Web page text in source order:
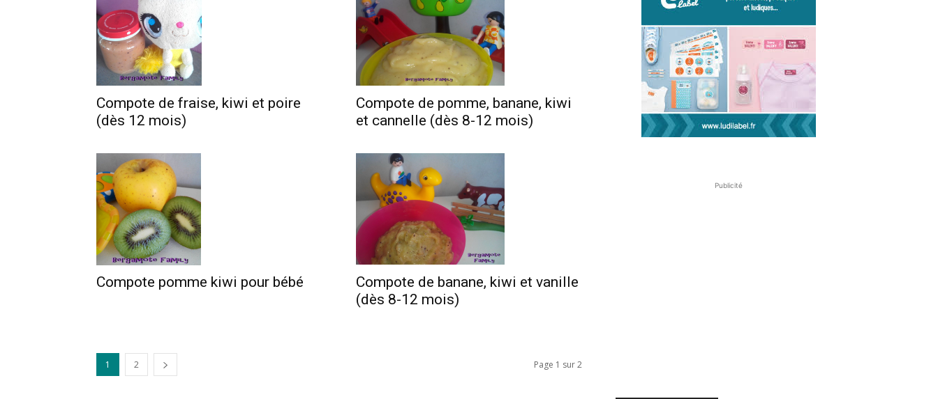
Compote de fraise, kiwi et poire
(dès 12 mois)
Compote de pomme, banane, kiwi
et cannelle (dès 8-12 mois)
Compote pomme kiwi pour bébé
Compote de banane, kiwi et vanille
(dès 8-12 mois)
1 2 Page 1 sur 2
Publicité